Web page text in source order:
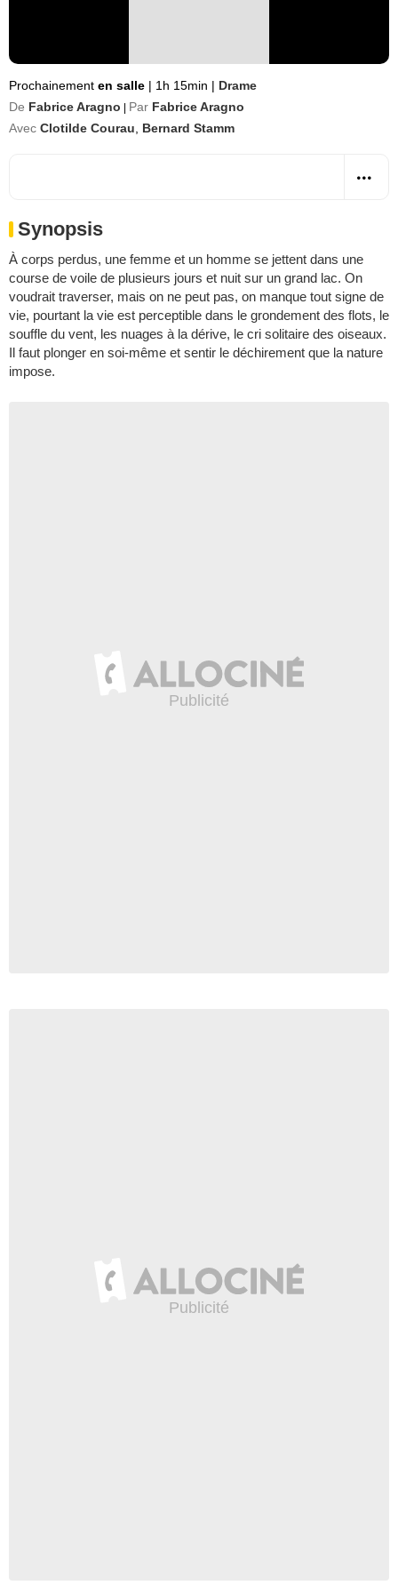
Prochainement en salle | 1h 15min | Drame
De Fabrice Aragno Par Fabrice Aragno
Avec Clotilde Courau Bernard Stamm
Synopsis
À corps perdus, une femme et un homme se jettent dans une
course de voile de plusieurs jours et nuit sur un grand lac. On
voudrait traverser, mais on ne peut pas, on manque tout signe de
vie, pourtant la vie est perceptible dans le grondement des flots, le
souffle du vent, les nuages à la dérive, le cri solitaire des oiseaux.
Il faut plonger en soi-même et sentir le déchirement que la nature
impose.